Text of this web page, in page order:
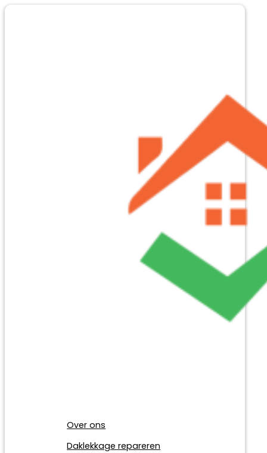
Over ons
Daklekkage repareren